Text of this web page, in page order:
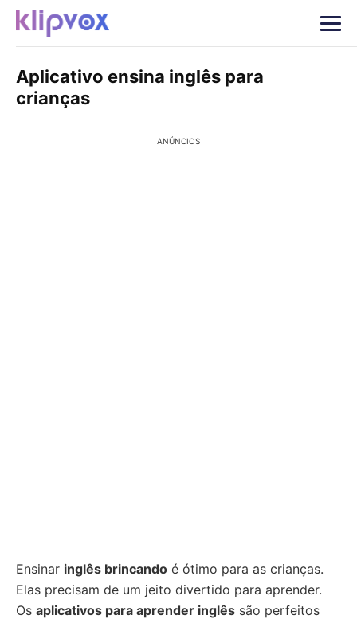
Aplicativo ensina inglês para
crianças
ANÚNCIOS
Ensinar inglês brincando é ótimo para as crianças.
Elas precisam de um jeito divertido para aprender.
Os aplicativos para aprender inglês são perfeitos